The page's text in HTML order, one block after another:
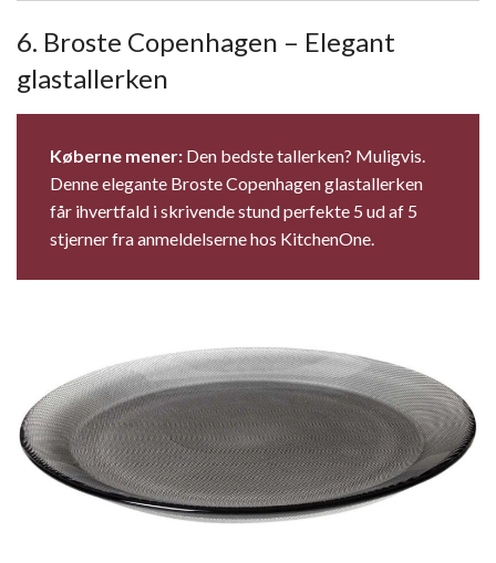
6. Broste Copenhagen – Elegant
glastallerken
Køberne mener: Den bedste tallerken? Muligvis.
Denne elegante Broste Copenhagen glastallerken
får ihvertfald i skrivende stund perfekte 5 ud af 5
stjerner fra anmeldelserne hos KitchenOne.